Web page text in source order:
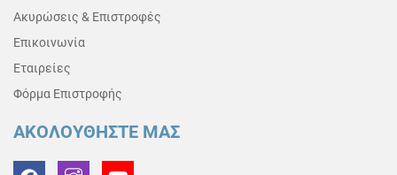
Ακυρώσεις & Επιστροφές
Επικοινωνία
Εταιρείες
Φόρμα Επιστροφής
ΑΚΟΛΟΥΘΗΣΤΕ ΜΑΣ